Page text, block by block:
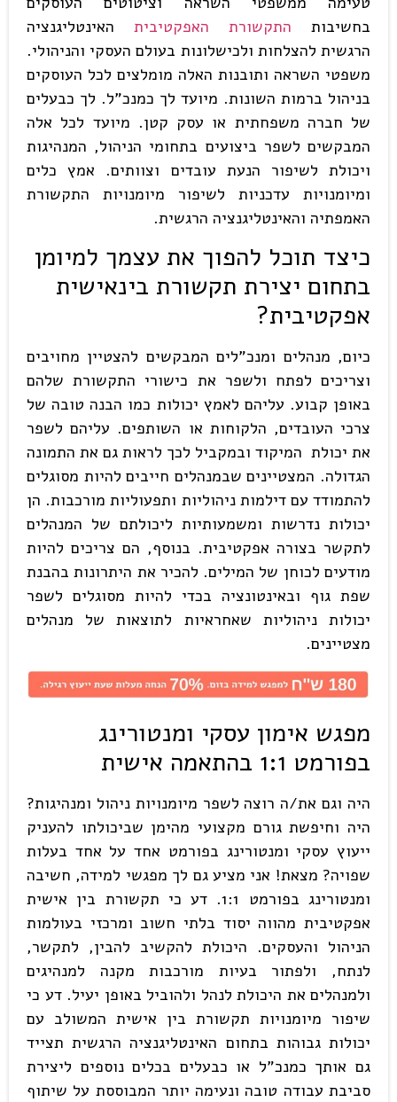
בחשיבות התקשורת האפקטיבית האינטליגנציה
הרגשית להצלחות ולכישלונות בעולם העסקי והניהולי.
משפטי השראה ותובנות האלה מומלצים לכל העוסקים
בניהול ברמות השונות. מיועד לך כמנכ"ל. לך כבעלים
של חברה משפחתית או עסק קטן. מיועד לכל אלה
המבקשים לשפר ביצועים בתחומי הניהול, המנהיגות
ויכולת לשיפור הנעת עובדים וצוותים. אמץ כלים
ומיומנויות עדכניות לשיפור מיומנויות התקשורת
האמפתיה והאינטליגנציה הרגשית.
כיצד תוכל להפוך את עצמך למיומן
בתחום יצירת תקשורת בינאישית
אפקטיבית?
כיום, מנהלים ומנכ"לים המבקשים להצטיין מחויבים
וצריכים לפתח ולשפר את כישורי התקשורת שלהם
באופן קבוע. עליהם לאמץ יכולות כמו הבנה טובה של
צרכי העובדים, הלקוחות או השותפים. עליהם לשפר
את יכולת המיקוד ובמקביל לכך לראות גם את התמונה
הגדולה. המצטיינים שבמנהלים חייבים להיות מסוגלים
להתמודד עם דילמות ניהוליות ותפעוליות מורכבות. הן
יכולות נדרשות ומשמעותיות ליכולתם של המנהלים
לתקשר בצורה אפקטיבית. בנוסף, הם צריכים להיות
מודעים לכוחן של המילים. להכיר את היתרונות בהבנת
שפת גוף ובאינטונציה בכדי להיות מסוגלים לשפר
יכולות ניהוליות שאחראיות לתוצאות של מנהלים
מצטיינים.
מפגש אימון עסקי ומנטורינג
בפורמט 1:1 בהתאמה אישית
היה וגם את/ה רוצה לשפר מיומנויות ניהול ומנהיגות?
היה וחיפשת גורם מקצועי מהימן שביכולתו להעניק
ייעוץ עסקי ומנטורינג בפורמט אחד על אחד בעלות
שפויה? מצאת! אני מציע גם לך מפגשי למידה, חשיבה
ומנטורינג בפורמט 1:1. דע כי תקשורת בין אישית
אפקטיבית מהווה יסוד בלתי חשוב ומרכזי בעולמות
הניהול והעסקים. היכולת להקשיב להבין, לתקשר,
לנתח, ולפתור בעיות מורכבות מקנה למנהיגים
ולמנהלים את היכולת לנהל ולהוביל באופן יעיל. דע כי
שיפור מיומנויות תקשורת בין אישית המשולב עם
יכולות גבוהות בתחום האינטליגנציה הרגשית תצייד
גם אותך כמנכ"ל או כבעלים בכלים נוספים ליצירת
סביבת עבודה טובה ונעימה יותר המבוססת על שיתוף